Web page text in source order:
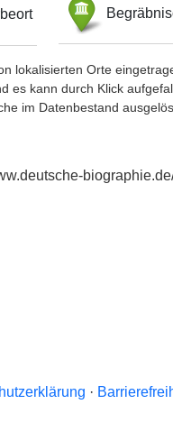
lokalisierten Orte
es kann durch Klick
im Datenbestand
·